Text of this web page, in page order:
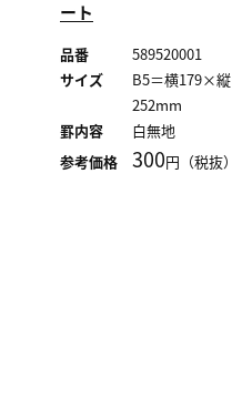
ート
品番
589520001
サイズ
B5＝横179×縦
252mm
罫内容
白無地
参考価格
300円（税抜）